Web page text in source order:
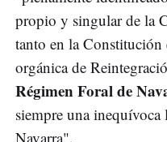
propio y singular de la
tanto en la Constitución
orgánica de
Régimen Foral de
siempre una
Navarra".